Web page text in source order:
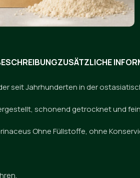
ZUSÄTZLICHE
seit Jahrhunderten in der
schonend getrocknet und
Ohne Füllstoffe, ohne